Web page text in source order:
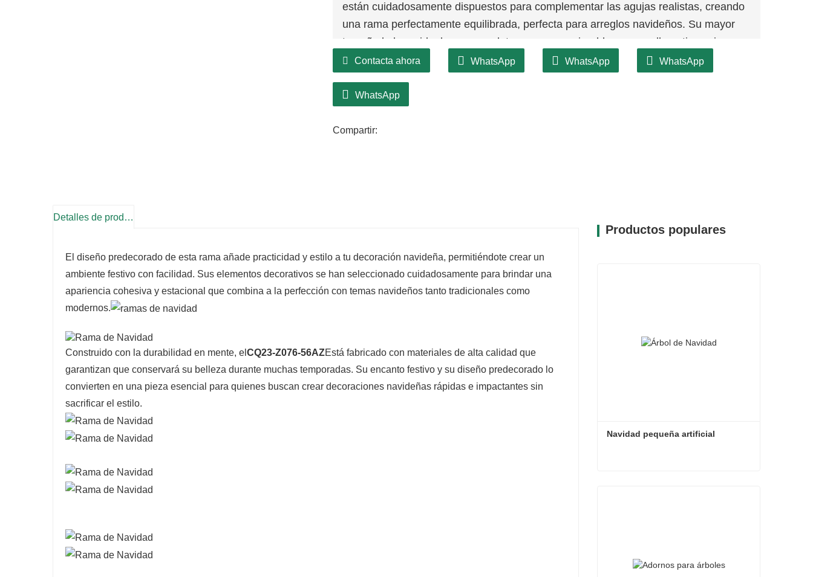
están cuidadosamente dispuestos para complementar las agujas realistas, creando
una rama perfectamente equilibrada, perfecta para arreglos navideños. Su mayor
tamaño la hace ideal para completar coronas, guirnaldas o crear llamativas piezas
independientes.
Contacta ahora WhatsApp WhatsApp WhatsApp
WhatsApp
Compartir:
Detalles de producto
El diseño predecorado de esta rama añade practicidad y estilo a tu decoración navideña, permitiéndote crear un
ambiente festivo con facilidad. Sus elementos decorativos se han seleccionado cuidadosamente para brindar una
apariencia cohesiva y estacional que combina a la perfección con temas navideños tanto tradicionales como
modernos.
Construido con la durabilidad en mente, el CQ23-Z076-56AZEstá fabricado con materiales de alta calidad que
garantizan que conservará su belleza durante muchas temporadas. Su encanto festivo y su diseño predecorado lo
convierten en una pieza esencial para quienes buscan crear decoraciones navideñas rápidas e impactantes sin
sacrificar el estilo.
Productos populares
Navidad pequeña artificial